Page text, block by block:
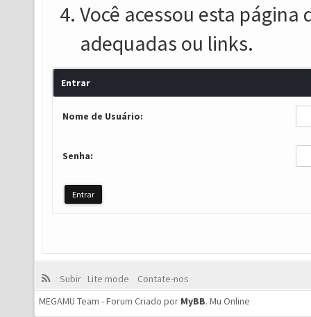
Você acessou esta
adequadas ou links.
Entrar
Nome de Usuário:
Senha:
Subir Lite mode
Contate-nos
MEGAMU Team - Forum Criado por MyBB. Mu Online